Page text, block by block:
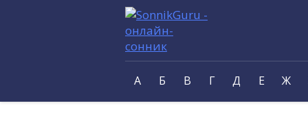
А Б В Г Д Е Ж